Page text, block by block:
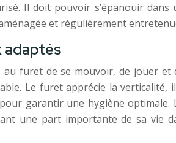
Il doit pouvoir s’épanouir
et régulièrement
adaptés
furet de se mouvoir, de jouer
Le furet apprécie la verticalité,
garantir une hygiène optimale.
une part importante de sa vie